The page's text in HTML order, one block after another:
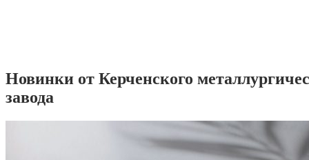
Новинки от Керченского
завода